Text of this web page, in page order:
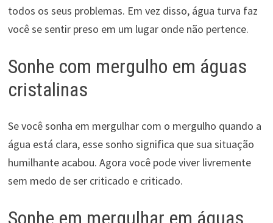
todos os seus problemas. Em vez disso, água turva faz
você se sentir preso em um lugar onde não pertence.
Sonhe com mergulho em águas
cristalinas
Se você sonha em mergulhar com o mergulho quando a
água está clara, esse sonho significa que sua situação
humilhante acabou. Agora você pode viver livremente
sem medo de ser criticado e criticado.
Sonhe em mergulhar em águas